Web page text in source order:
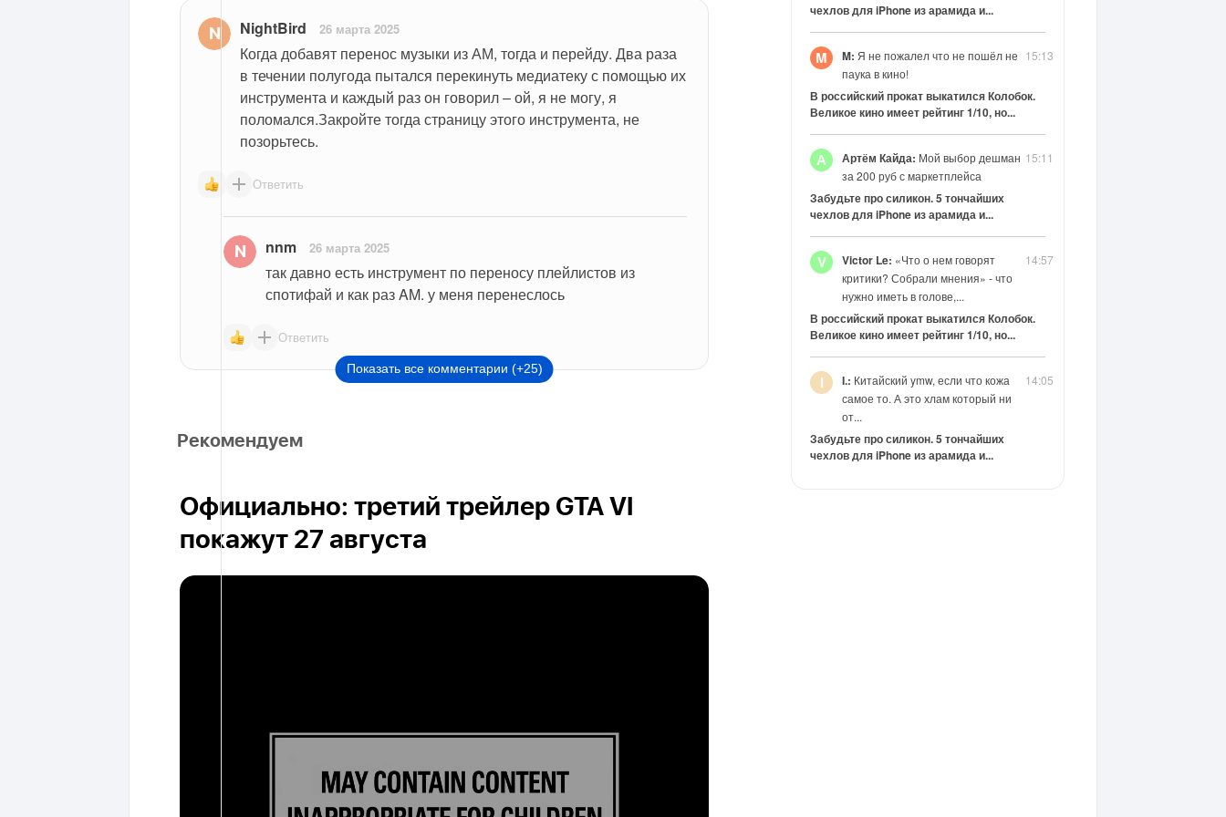
NightBird 26 марта 2025
Когда добавят перенос музыки из АМ, тогда и перейду. Два раза
в течении полугода пытался перекинуть медиатеку с помощью их
инструмента и каждый раз он говорил – ой, я не могу, я
поломался.Закройте тогда страницу этого инструмента, не
позорьтесь.
Ответить
nnm 26 марта 2025
так давно есть инструмент по переносу плейлистов из
спотифай и как раз AM. у меня перенеслось
Ответить
Показать все комментарии (+25)
Рекомендуем
Официально: третий трейлер GTA VI
покажут 27 августа
чехлов для iPhone из арамида и...
15:13
M M: Я не пожалел что не пошёл не
паука в кино!
В российский прокат выкатился Колобок.
Великое кино имеет рейтинг 1/10, но...
15:11
А Артём Кайда: Мой выбор дешман
за 200 руб с маркетплейса
Забудьте про силикон. 5 тончайших
чехлов для iPhone из арамида и...
14:57
V Victor Le: «Что о нем говорят
критики? Собрали мнения» - что
нужно иметь в голове,...
В российский прокат выкатился Колобок.
Великое кино имеет рейтинг 1/10, но...
14:05
I I.: Китайский ymw, если что кожа
самое то. А это хлам который ни
от...
Забудьте про силикон. 5 тончайших
чехлов для iPhone из арамида и...